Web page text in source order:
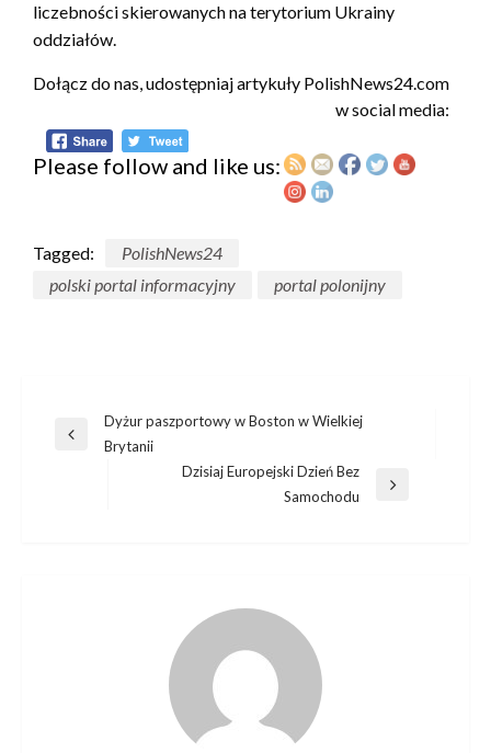
liczebności skierowanych na terytorium Ukrainy
oddziałów.
Dołącz do nas, udostępniaj artykuły PolishNews24.com
w social media:
Please follow and like us:
Tagged:
PolishNews24
polski portal informacyjny
portal polonijny
Post
Previous
Dyżur paszportowy w Boston w Wielkiej
Brytanii
Dzisiaj Europejski Dzień Bez
Samochodu